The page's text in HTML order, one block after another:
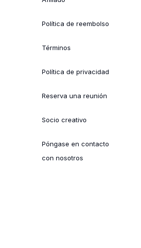
Política de reembolso
Términos
Política de privacidad
Reserva una reunión
Socio creativo
Póngase en contacto
con nosotros